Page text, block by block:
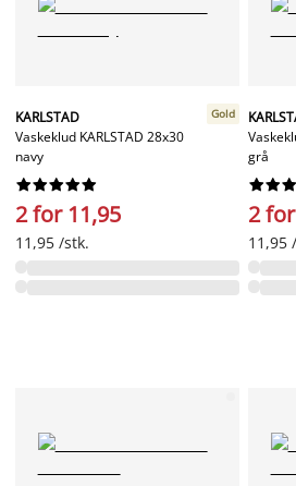
KARLSTAD
Vaskeklud KARLSTAD 28x30
navy
Gold






2 for 11,95
11,95 /stk.
grå




2
11,95